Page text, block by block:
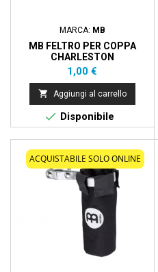
MARCA: MB
MB FELTRO PER COPPA
CHARLESTON
Prezzo
1,00 €
 Aggiungi al carrello
 Disponibile
ACQUISTABILE SOLO ONLINE